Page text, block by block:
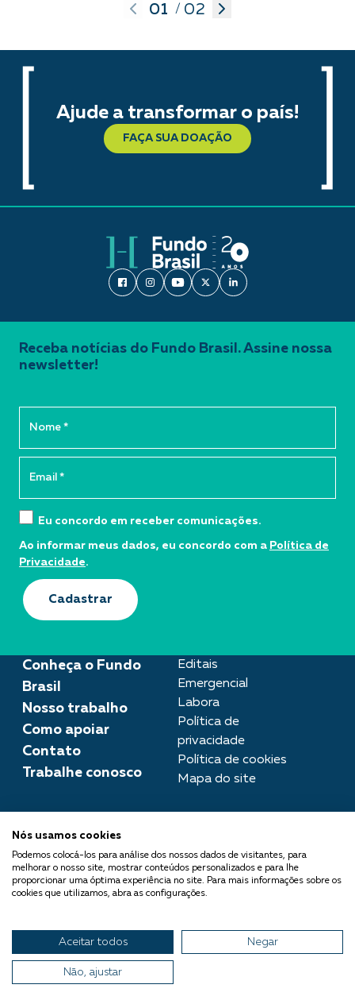
01 / 02
Ajude a transformar o país!
FAÇA SUA DOAÇÃO
Conheça o Fundo
Brasil
Nosso trabalho
Como apoiar
Contato
Trabalhe conosco
Editais
Emergencial
Labora
Política de
privacidade
Política de cookies
Mapa do site
imprensa@fundobrasil.org.br
O Fundo Brasil integra a Rede
Comuá - Filantropia que
Receba notícias do Fundo Brasil. Assine nossa
newsletter!
Eu concordo em receber comunicações.
Ao informar meus dados, eu concordo com a Política de
Privacidade.
Cadastrar
© 2026 Fundo Brasil.
Todos os direitos reservados
Nós usamos cookies
Podemos colocá-los para análise dos nossos dados de visitantes, para
melhorar o nosso site, mostrar conteúdos personalizados e para lhe
proporcionar uma óptima experiência no site. Para mais informações sobre os
cookies que utilizamos, abra as configurações.
Aceitar todos Negar
Não, ajustar